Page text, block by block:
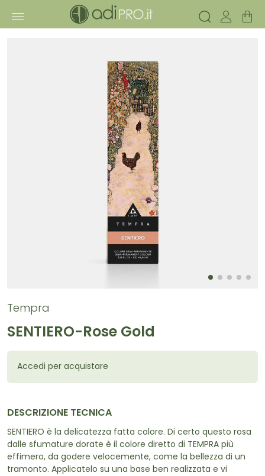
Tempra
SENTIERO-Rose Gold
Accedi per acquistare
DESCRIZIONE TECNICA
SENTIERO è la delicatezza fatta colore. Di certo questo rosa
dalle sfumature dorate è il colore diretto di TEMPRA più
effimero, da godere velocemente, come la bellezza di un
tramonto. Applicatelo su una base ben realizzata e vi